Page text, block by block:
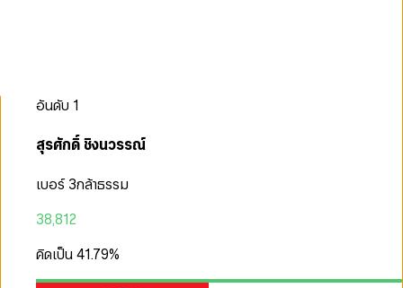
อันดับ 1
สุรศักดิ์ ชิงนวรรณ์
เบอร์ 3กล้าธรรม
38,812
คิดเป็น41.79%